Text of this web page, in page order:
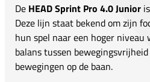
De HEAD Sprint Pro 4.0 Junior
Deze lijn staat bekend om zijn
hun spel naar een hoger
balans tussen
bewegingen op de baan.